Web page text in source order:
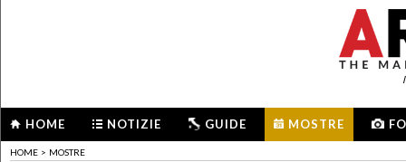
HOME NOTIZIE GUIDE MOSTRE
HOME > MOSTRE